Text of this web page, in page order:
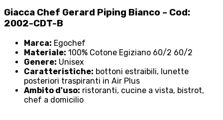
Giacca Chef Gerard Piping Bianco – Cod:
2002-CDT-B
Marca: Egochef
Materiale: 100% Cotone Egiziano 60/2 60/2
Genere: Unisex
Caratteristiche: bottoni estraibili, lunette
posteriori traspiranti in Air Plus
Ambito d'uso: ristoranti, cucine a vista, bistrot,
chef a domicilio